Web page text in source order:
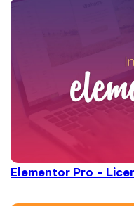
Elementor Pro -